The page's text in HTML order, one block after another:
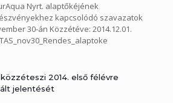
Nyrt. alaptőkéjének
kapcsolódó szavazatok
30-án Közzétéve: 2014.12.01.
2014. első félévre
jelentését